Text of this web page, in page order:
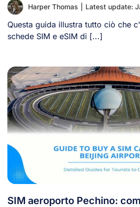
Harper Thomas Latest update:
Questa guida illustra tutto ciò che
schede SIM e eSIM di [...]
SIM aeroporto Pechino: